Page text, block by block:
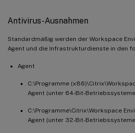
Antivirus-Ausnahmen
Standardmäßig werden der Workspace
Agent und die Infrastrukturdienste in den
Agent
C:\Programme
Agent (unter 64-Bit-
C:\Programme\Citrix\Workspace
Agent (unter 32-Bit-